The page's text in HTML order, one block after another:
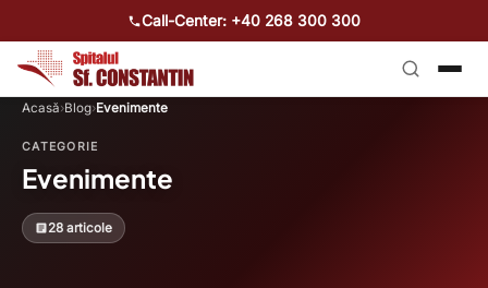
Call-Center: +40 268 300 300
Acasă›Blog›Evenimente
CATEGORIE
Evenimente
28 articole